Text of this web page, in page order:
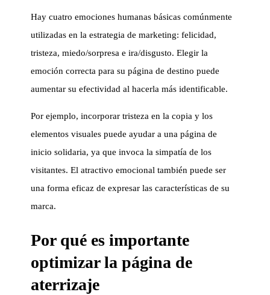
Hay cuatro emociones humanas básicas comúnmente
utilizadas en la estrategia de marketing: felicidad,
tristeza, miedo/sorpresa e ira/disgusto. Elegir la
emoción correcta para su página de destino puede
aumentar su efectividad al hacerla más identificable.
Por ejemplo, incorporar tristeza en la copia y los
elementos visuales puede ayudar a una página de
inicio solidaria, ya que invoca la simpatía de los
visitantes. El atractivo emocional también puede ser
una forma eficaz de expresar las características de su
marca.
Por qué es importante
optimizar la página de
aterrizaje